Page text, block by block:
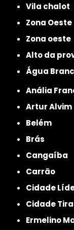
Vila chalot
Zona Oeste
Zona oeste
alto da
Água
Anália
Artur Alvim
Belém
Brás
Cangaíba
Carrão
Cidade
Cidade
Ermelino